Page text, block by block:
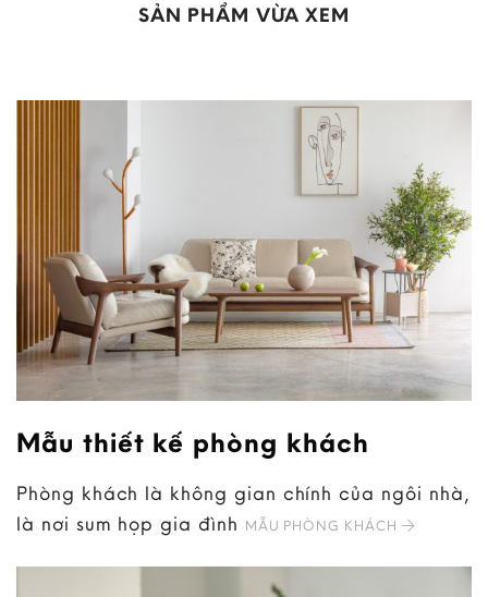
SẢN PHẨM VỪA XEM
Mẫu thiết kế phòng khách
Phòng khách là không gian chính của ngôi nhà,
là nơi sum họp gia đình MẪU PHÒNG KHÁCH